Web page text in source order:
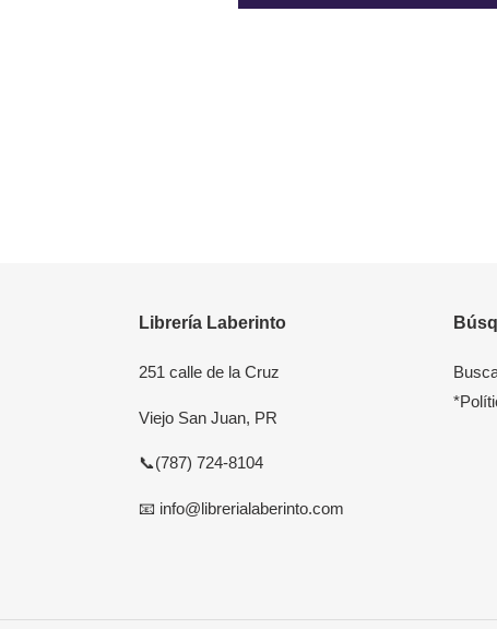
Librería Laberinto
251 calle de la Cruz
Viejo San Juan, PR
📞(787) 724-8104
📧 info@librerialaberinto.com